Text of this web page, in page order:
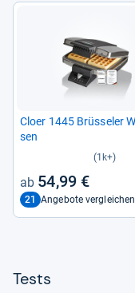
Cloer 1445 Brüs­se­ler
sen
(1k+)
54,99 €
21 Angebote vergleichen
Tests